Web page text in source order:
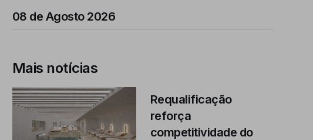
08 de Agosto 2026
Mais notícias
Requalificação
reforça
competitividade do